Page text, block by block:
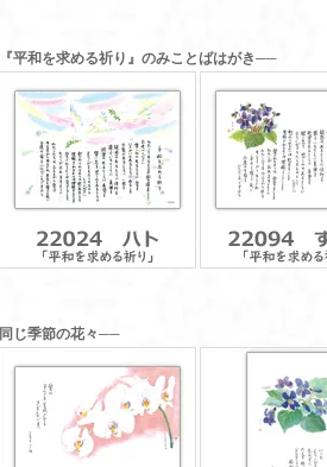
『平和を求める祈り』のみことばはがき──
同じ季節の花々──